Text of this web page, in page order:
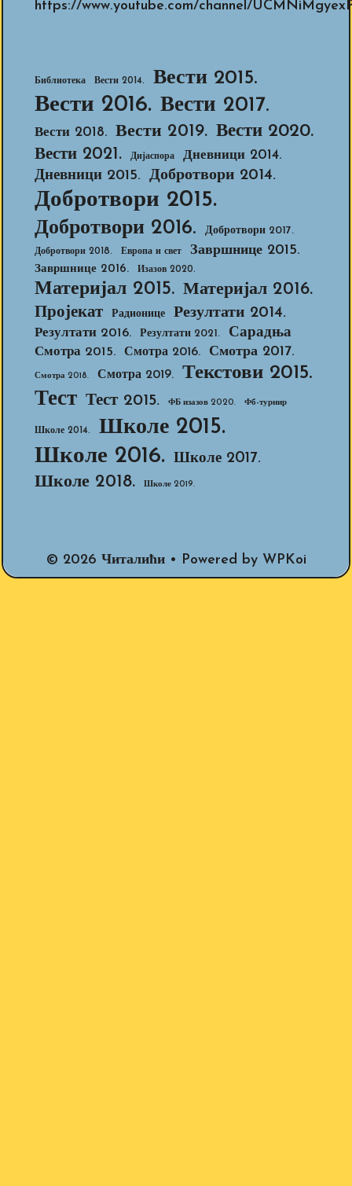
https://www.youtube.com/channel/
Библиотека Вести 2014. Вести 2015.
Вести 2016. Вести 2017.
Вести 2018. Вести 2019. Вести 2020.
Вести 2021. Дијаспора Дневници 2014.
Дневници 2015. Добротвори 2014.
Добротвори 2015.
Добротвори 2016. Добротвори 2017.
Добротвори 2018. Европа и свет Завршнице 2015.
Завршнице 2016. Изазов 2020.
Материјал 2015. Материјал 2016.
Пројекат Радионице Резултати 2014.
Резултати 2016. Резултати 2021. Сарадња
Смотра 2015. Смотра 2016. Смотра 2017.
Смотра 2018. Смотра 2019. Текстови 2015.
Тест Тест 2015. ФБ изазов 2020. Фб-турнир
Школе 2014.
Школе 2015.
Школе 2016. Школе 2017.
Школе 2018. Школе 2019.
© 2026 Читалићи• Powered by WPKoi